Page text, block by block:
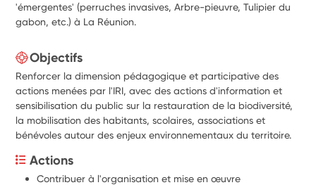
'émergentes' (perruches invasives, Arbre-pieuvre, Tulipier du
gabon, etc.) à La Réunion.
Objectifs
Renforcer la dimension pédagogique et participative des
actions menées par l'IRI, avec des actions d'information et
sensibilisation du public sur la restauration de la biodiversité,
la mobilisation des habitants, scolaires, associations et
bénévoles autour des enjeux environnementaux du territoire.
Actions
Contribuer à l'organisation et mise en œuvre